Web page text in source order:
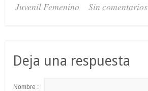
Juvenil Femenino Sin comentarios
Deja una respuesta
Nombre :